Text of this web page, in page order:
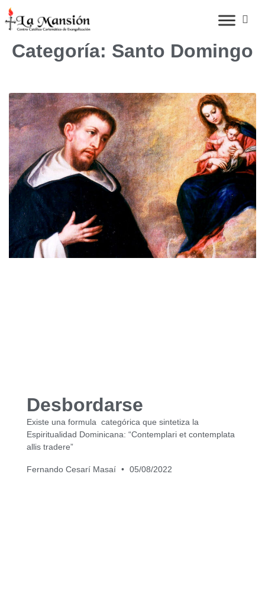
Categoría: Santo Domingo
Desbordarse
Existe una formula categórica que sintetiza la
Espiritualidad Dominicana: “Contemplari et contemplata
allis tradere”
Fernando Cesarí Masaí 05/08/2022